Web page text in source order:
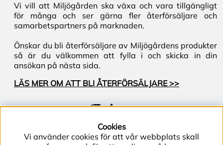
Vi vill att Miljögården ska växa och vara tillgängligt
för många och ser gärna fler återförsäljare och
samarbetspartners på marknaden.
Önskar du bli återförsäljare av Miljögårdens produkter
så är du välkommen att fylla i och skicka in din
ansökan på nästa sida.
LÄS MER OM ATT BLI ÅTERFÖRSÄLJARE >>
Följ oss
Cookies
Vi använder cookies för att vår webbplats skall